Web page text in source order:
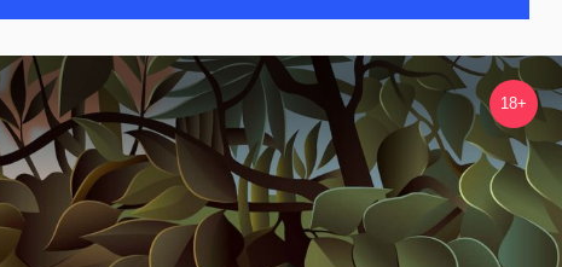
18+